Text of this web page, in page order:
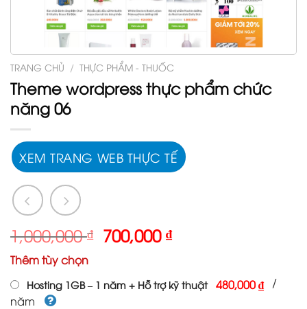
TRANG CHỦ / THỰC PHẨM - THUỐC
Theme wordpress thực phẩm chức
năng 06
XEM TRANG WEB THỰC TẾ
1,000,000₫ Giá
gốc
1,000,000 ₫.
700,000₫Giá
là:
Thêm tùy chọn
Hosting 1GB – 1 năm + Hỗ trợ kỹ thuật 480,000 ₫ /
năm